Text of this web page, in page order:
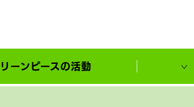
ーンピースの活動